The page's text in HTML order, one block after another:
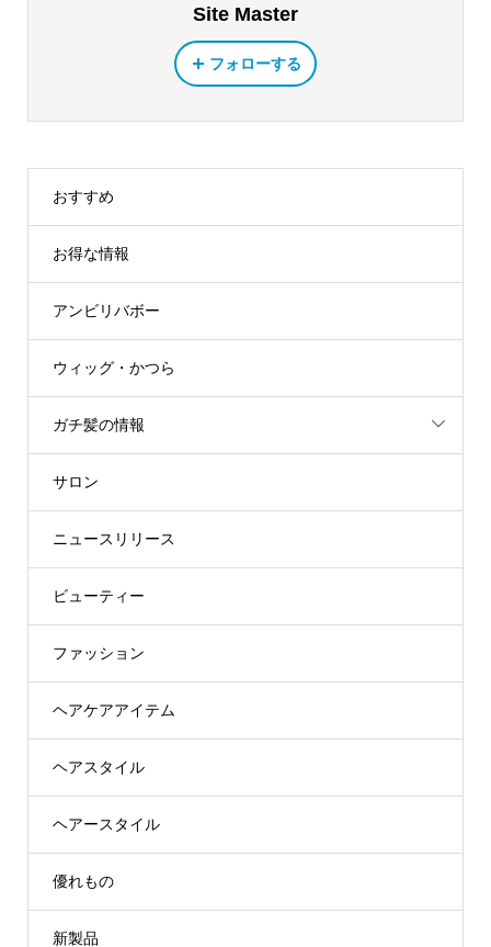
Site Master
フォローする
おすすめ
お得な情報
アンビリバボー
ウィッグ・かつら
ガチ髪の情報
サロン
ニュースリリース
ビューティー
ファッション
ヘアケアアイテム
ヘアスタイル
ヘアースタイル
優れもの
新製品